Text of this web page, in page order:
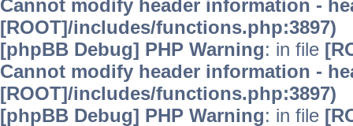
Cannot modify header information -
[ROOT]/includes/functions.php:3897)
[phpBB Debug] PHP Warning: in file
Cannot modify header information -
[ROOT]/includes/functions.php:3897)
[phpBB Debug] PHP Warning: in file